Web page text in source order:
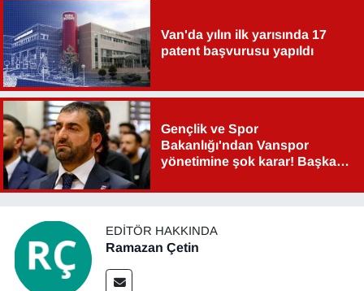
Van'da yılın ilk yarısında 17
patent başvurusu yapıldı
Gençlik ve Spor
Bakanlığı'ndan Vanspor
yönetimine şok karar! Başkan
EDITÖR HAKKINDA
Ramazan Çetin